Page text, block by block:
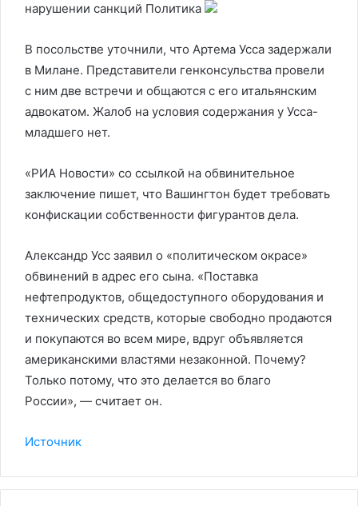
нарушении санкций Политика
В посольстве уточнили, что Артема Усса задержали
в Милане. Представители генконсульства провели
с ним две встречи и общаются с его итальянским
адвокатом. Жалоб на условия содержания у Усса-
младшего нет.
«РИА Новости» со ссылкой на обвинительное
заключение пишет, что Вашингтон будет требовать
конфискации собственности фигурантов дела.
Александр Усс заявил о «политическом окрасе»
обвинений в адрес его сына. «Поставка
нефтепродуктов, общедоступного оборудования и
технических средств, которые свободно продаются
и покупаются во всем мире, вдруг объявляется
американскими властями незаконной. Почему?
Только потому, что это делается во благо
России», — считает он.
Источник